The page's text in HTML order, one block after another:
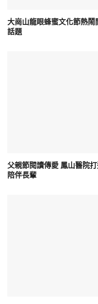
大崗山龍眼蜂蜜文化節熱
話題
父親節閱讀傳愛 鳳山醫院
陪伴長輩